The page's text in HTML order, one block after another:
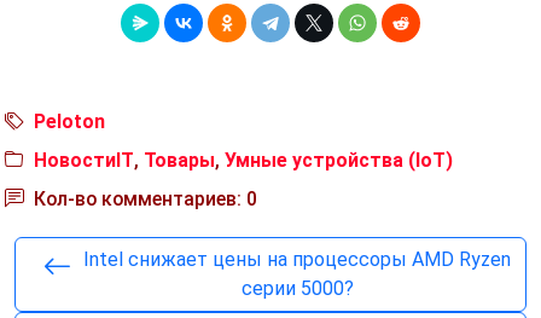
Peloton
НовостиIT, Товары, Умные устройства (IoT)
Кол-во комментариев: 0
Intel снижает цены на процессоры AMD Ryzen
серии 5000?